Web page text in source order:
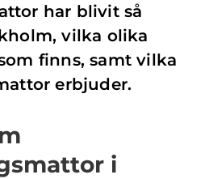
har blivit så
vilka olika
finns, samt vilka
erbjuder.
i